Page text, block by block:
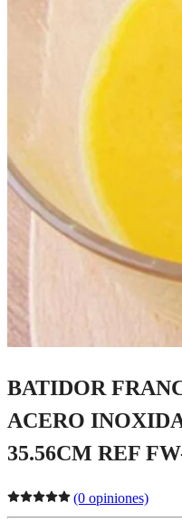
BATIDOR
ACERO
35.56CM REF
(0 opiniones)